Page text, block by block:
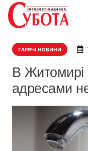
ГАРЯЧІ НОВИНИ
В Житомирі
адресами